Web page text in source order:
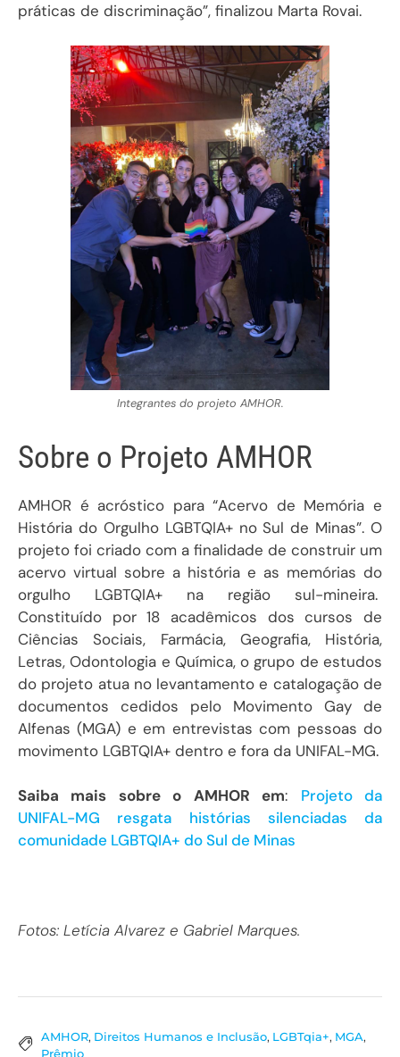
práticas de discriminação”, finalizou Marta Rovai.
Integrantes do projeto AMHOR.
Sobre o Projeto AMHOR
AMHOR é acróstico para “Acervo de Memória e
História do Orgulho LGBTQIA+ no Sul de Minas”. O
projeto foi criado com a finalidade de construir um
acervo virtual sobre a história e as memórias do
orgulho LGBTQIA+ na região sul-mineira.
Constituído por 18 acadêmicos dos cursos de
Ciências Sociais, Farmácia, Geografia, História,
Letras, Odontologia e Química, o grupo de estudos
do projeto atua no levantamento e catalogação de
documentos cedidos pelo Movimento Gay de
Alfenas (MGA) e em entrevistas com pessoas do
movimento LGBTQIA+ dentro e fora da UNIFAL-MG.
Saiba mais sobre o AMHOR em: Projeto da
UNIFAL-MG resgata histórias silenciadas da
comunidade LGBTQIA+ do Sul de Minas
Fotos: Letícia Alvarez e Gabriel Marques.
AMHOR, Direitos Humanos e Inclusão, LGBTqia+, MGA,
Prêmio